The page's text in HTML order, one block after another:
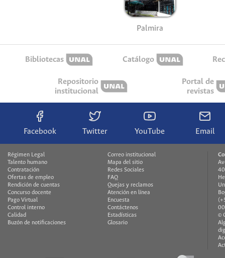
Palmira
Bibliotecas Catálogo
Repositorio
institucional
Portal de
revistas
Facebook Twitter YouTube Email
Régimen Legal
Talento humano
Contratación
Ofertas de empleo
Rendición de cuentas
Concurso docente
Pago Virtual
Control interno
Calidad
Buzón de notificaciones
Correo institucional
Mapa del sitio
Redes Sociales
FAQ
Quejas y reclamos
Atención en línea
Encuesta
Contáctenos
Estadísticas
Glosario
©